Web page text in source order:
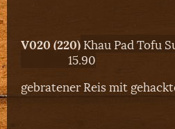
V020 (220)Khau
15.90
gebratener Reis mit